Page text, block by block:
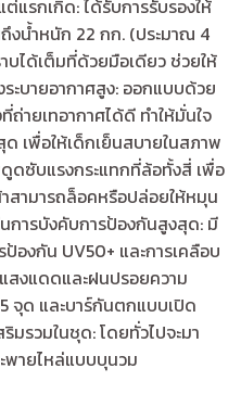
แรกเกิด: ได้รับการรับรองให้
งน้ำหนัก 22 กก. (ประมาณ 4
ได้เต็มที่ด้วยมือเดียว ช่วยให้
ะบายอากาศสูง: ออกแบบด้วย
ถ่ายเทอากาศได้ดี ทำให้มั่นใจ
เพื่อให้เด็กเย็นสบายในสภาพ
ดซับแรงกระแทกที่ล้อทั้งสี่ เพื่อ
สามารถล็อคหรือปล่อยให้หมุน
การบังคับการป้องกันสูงสุด: มี
องกัน UV50+ และการเคลือบ
สงแดดและฝนปรอยความ
จุด และบาร์กันตกแบบเปิด
มรวมในชุด: โดยทั่วไปจะมา
ายไหล่แบบบุนวม